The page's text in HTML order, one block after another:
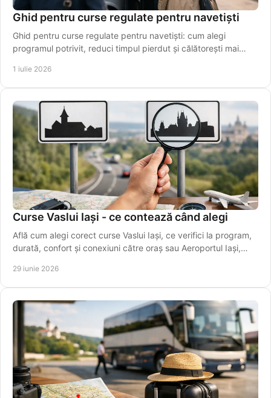
Ghid pentru curse regulate pentru navetiști
Ghid pentru curse regulate pentru navetiști: cum alegi
programul potrivit, reduci timpul pierdut și călătorești mai
1 iulie 2026
Curse Vaslui Iași - ce contează când alegi
Află cum alegi corect curse Vaslui Iași, ce verifici la program,
durată, confort și conexiuni către oraș sau Aeroportul Iași,
29 iunie 2026